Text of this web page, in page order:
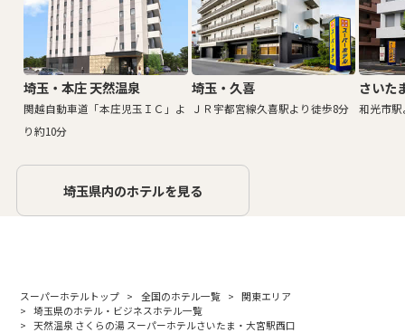
埼玉・本庄 天然温泉
関越自動車道「本庄児玉ＩＣ」よ
り約10分
埼玉・久喜
ＪＲ宇都宮線久喜駅より徒歩8分
さいた
和光市
埼玉県内のホテルを見る
スーパーホテルトップ 全国のホテル一覧
関東エリア
埼玉県のホテル・ビジネスホテル一覧
天然温泉 さくらの湯 スーパーホテルさいたま・大宮駅西口